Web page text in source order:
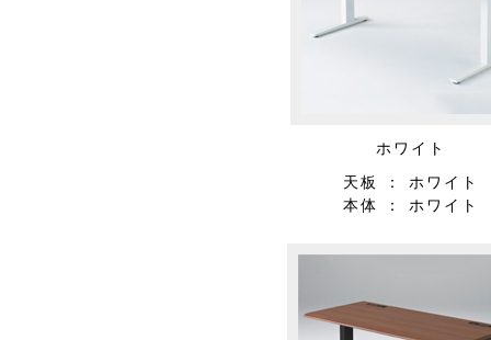
ホワイト
天板 ： ホワイト
本体 ： ホワイト